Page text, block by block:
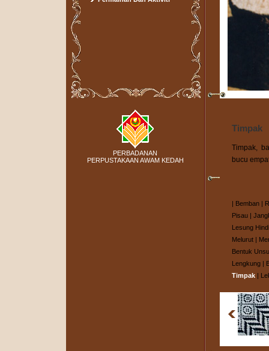
PERBADANAN
PERPUSTAKAAN AWAM KEDAH
Timpak
Timpak,
bucu
| Bemban |
Pisau |
Lesung
Melurut |
Bentuk
Lengkung |
Timpak |